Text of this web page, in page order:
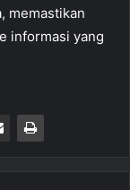
memastikan
informasi yang